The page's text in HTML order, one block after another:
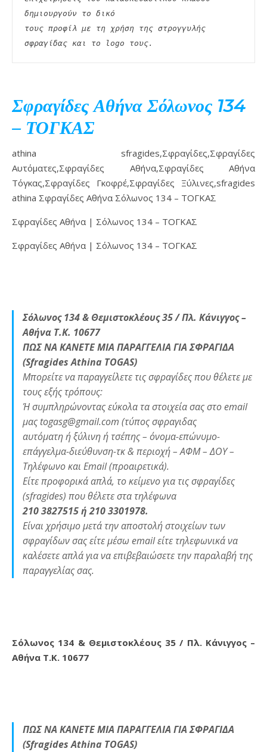
δημιουργούν το δικό
τους προφίλ με τη χρήση της στρογγυλής
σφραγίδας και το logo τους.
Σφραγίδες Αθήνα Σόλωνος 134
– ΤΟΓΚΑΣ
athina sfragides,Σφραγίδες,Σφραγίδες
Αυτόματες,Σφραγίδες Αθήνα,Σφραγίδες Αθήνα
Τόγκας,Σφραγίδες Γκοφρέ,Σφραγίδες Ξύλινες,sfragides
athina Σφραγίδες Αθήνα Σόλωνος 134 – ΤΟΓΚΑΣ
Σφραγίδες Αθήνα | Σόλωνος 134 – ΤΟΓΚΑΣ
Σφραγίδες Αθήνα | Σόλωνος 134 – ΤΟΓΚΑΣ
Σόλωνος 134 & Θεμιστοκλέους 35 / Πλ. Κάνιγγος –
Αθήνα Τ.Κ. 10677
ΠΩΣ ΝΑ ΚΑΝΕΤΕ ΜΙΑ ΠΑΡΑΓΓΕΛΙΑ ΓΙΑ ΣΦΡΑΓΙΔΑ
(Sfragides Athina TOGAS)
Μπορείτε να παραγγείλετε τις σφραγίδες που θέλετε με
τους εξής τρόπους:
Ή συμπληρώνοντας εύκολα τα στοιχεία σας στο email
μας togasg@gmail.com (τύπος σφραγιδας
αυτόματη ή ξύλινη ή τσέπης – όνομα-επώνυμο-
επάγγελμα-διεύθυνση-τκ & περιοχή – ΑΦΜ – ΔΟΥ –
Τηλέφωνο και Email (προαιρετικά).
Είτε προφορικά απλά, το κείμενο για τις σφραγίδες
(sfragides) που θέλετε στα τηλέφωνα
210 3827515 ή 210 3301978.
Είναι χρήσιμο μετά την αποστολή στοιχείων των
σφραγίδων σας είτε μέσω email είτε τηλεφωνικά να
καλέσετε απλά για να επιβεβαιώσετε την παραλαβή της
παραγγελίας σας.
Σόλωνος 134 & Θεμιστοκλέους 35 / Πλ. Κάνιγγος –
Αθήνα Τ.Κ. 10677
ΠΩΣ ΝΑ ΚΑΝΕΤΕ ΜΙΑ ΠΑΡΑΓΓΕΛΙΑ ΓΙΑ ΣΦΡΑΓΙΔΑ
(Sfragides Athina TOGAS)